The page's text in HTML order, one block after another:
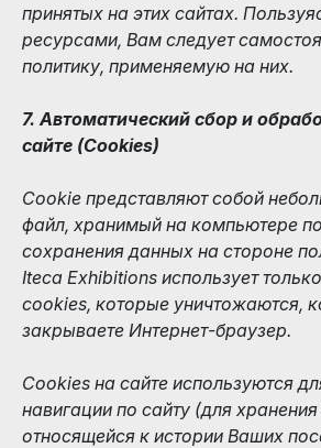
принятых на этих сайтах.
ресурсами, Вам следует
политику, применяемую на них.
7. Автоматический сбор и
сайте (Сookies)
Сookie представляют собой
файл, хранимый на компьютере
сохранения данных на стороне
Iteca Exhibitions использует
cookies, которые уничтожаются,
закрываете Интернет-браузер.
Сookies на сайте используются
навигации по сайту (для
относящейся к истории Ваших